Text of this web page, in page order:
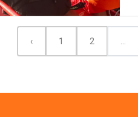
‹ 1 2